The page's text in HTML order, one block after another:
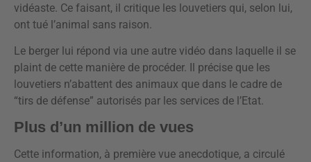
vidéaste. Ce faisant, il critique les louvetiers qui, selon lui,
ont tué l’animal sans raison.
Le berger lui répond via une autre vidéo dans laquelle il se
plaint de cette manière de procéder. Il précise que les
louvetiers n’abattent des animaux que dans le cadre de
“tirs de défense” autorisés par les services de l’Etat.
Plus d’un million de vues
Cette information, à première vue anecdotique, a circulé